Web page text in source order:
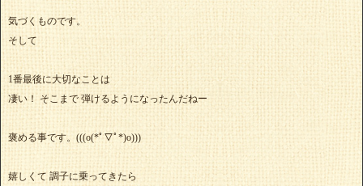
気づくものです。
そして
1番最後に大切なことは
凄い！ そこまで 弾けるようになったんだねー
褒める事です。(((o(*ﾟ▽ﾟ*)o)))
嬉しくて 調子に乗ってきたら